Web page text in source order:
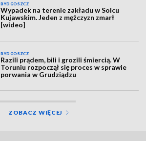
BYDGOSZCZ
Wypadek na terenie zakładu w Solcu
Kujawskim. Jeden z mężczyzn zmarł
[wideo]
BYDGOSZCZ
Razili prądem, bili i grozili śmiercią. W
Toruniu rozpoczął się proces w sprawie
porwania w Grudziądzu
ZOBACZ WIĘCEJ